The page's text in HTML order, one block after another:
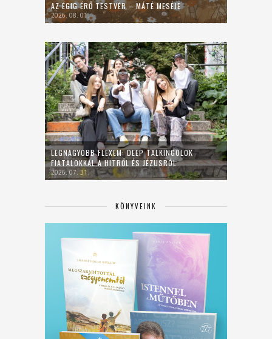
AZ ÉGIG ÉRŐ TESTVÉR – MÁTÉ MESÉJE
2026. 08. 01.
LEGNAGYOBB FLEXEM: DEEP TALKINGOLOK
FIATALOKKAL A HITRŐL ÉS JÉZUSRÓL
2026. 07. 31.
KÖNYVEINK